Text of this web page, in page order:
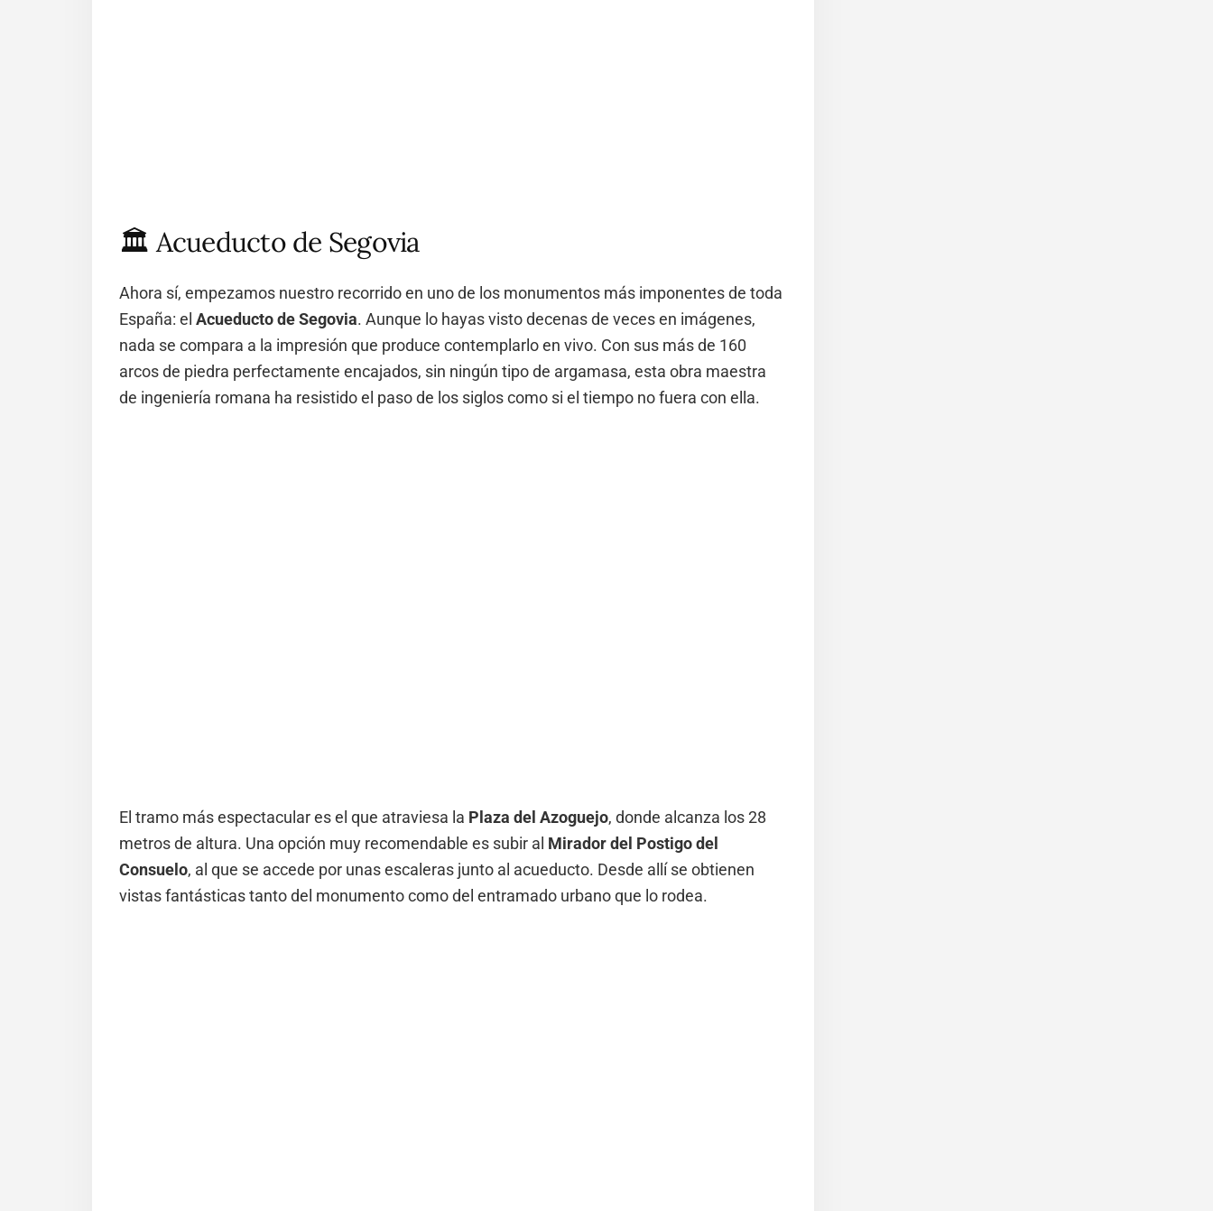
🏛️ Acueducto de Segovia
Ahora sí, empezamos nuestro recorrido en uno de los monumentos más imponentes de toda
España: el Acueducto de Segovia. Aunque lo hayas visto decenas de veces en imágenes,
nada se compara a la impresión que produce contemplarlo en vivo. Con sus más de 160
arcos de piedra perfectamente encajados, sin ningún tipo de argamasa, esta obra maestra
de ingeniería romana ha resistido el paso de los siglos como si el tiempo no fuera con ella.
El tramo más espectacular es el que atraviesa la Plaza del Azoguejo, donde alcanza los 28
metros de altura. Una opción muy recomendable es subir al Mirador del Postigo del
Consuelo, al que se accede por unas escaleras junto al acueducto. Desde allí se obtienen
vistas fantásticas tanto del monumento como del entramado urbano que lo rodea.